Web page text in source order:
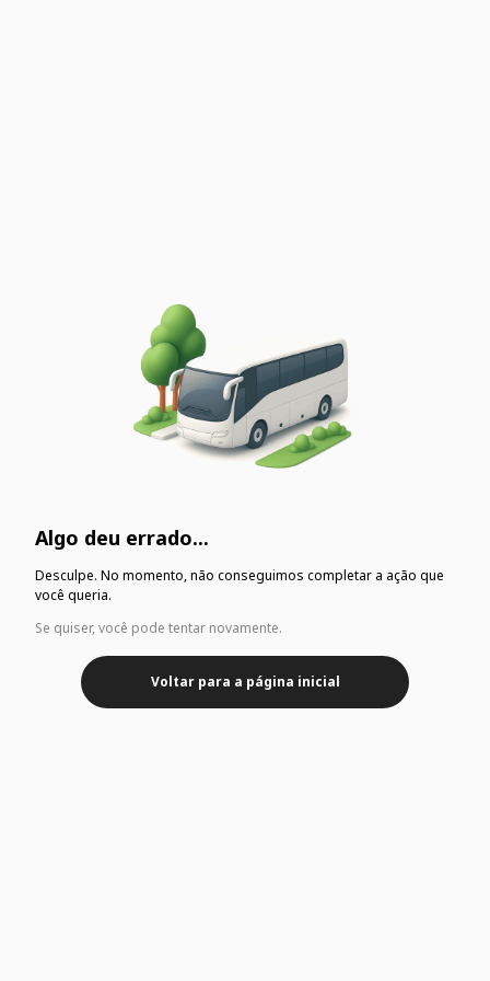
Algo deu errado...
Desculpe. No momento, não conseguimos completar a ação que
você queria.
Se quiser, você pode tentar novamente.
Voltar para a página inicial